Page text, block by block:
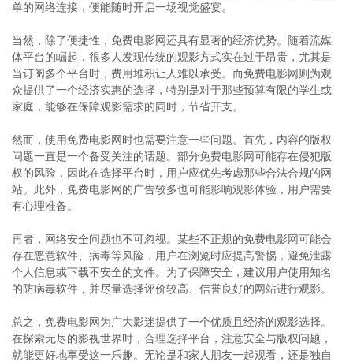
单的网络连接，便能随时开启一场视觉盛宴。
当然，除了便捷性，免费电影网还具有显著的经济优势。随着流媒
体平台的崛起，很多人发现传统的观影方式实在过于昂贵，尤其是
当订阅多个平台时，费用堆积让人难以承受。而免费电影网则为观
众提供了一个经济实惠的选择，特别是对于那些预算有限的学生或
家庭，能够在保障观影需求的同时，节省开支。
然而，使用免费电影网时也需要注意一些问题。首先，内容的版权
问题一直是一个备受关注的话题。部分免费电影网可能存在侵犯版
权的风险，因此在选择平台时，用户应优先考虑那些合法合规的网
站。此外，免费电影网的广告较多也可能影响观影体验，用户需要
有心理准备。
再者，网络安全问题也不可忽视。某些不正规的免费电影网可能会
存在恶意软件、病毒等风险，用户在浏览时应提高警惕，避免泄露
个人信息或下载不安全的文件。为了保障安全，建议用户使用知名
的防病毒软件，并尽量选择评价较高、信誉良好的网站进行观影。
总之，免费电影网为广大影迷提供了一个优质且经济的观影选择。
在探索无尽的影视世界时，合理选择平台，注意安全与版权问题，
就能更好地享受这一乐趣。无论是和家人朋友一起观看，还是独自